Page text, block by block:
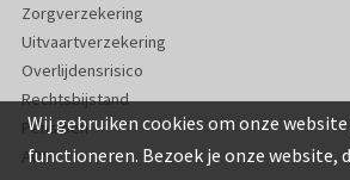
Wij gebruiken cookies om onze
functioneren. Bezoek je onze website,
Zorgverzekering
Uitvaartverzekering
Overlijdensrisico
Rechtsbijstand
Pensioen
AOV